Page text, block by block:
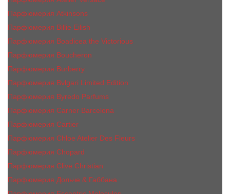
Парфюмерия Atkinsons
Парфюмерия Billie Eilish
Парфюмерия Boadicea the Victorious
Парфюмерия Boucheron
Парфюмерия Burberry
Парфюмерия Bvlgari Limited Edition
Парфюмерия Byredo Parfums
Парфюмерия Carner Barcelona
Парфюмерия Cartier
Парфюмерия Chloe Atelier Des Fleurs
Парфюмерия Сhopard
Парфюмерия Clive Christian
Парфюмерия Дольче & Габбана